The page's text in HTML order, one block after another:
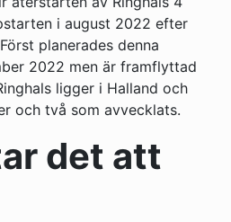
i august 2022 efter
planerades denna
2022 men är framflyttad
ligger i Halland och
och två som avvecklats.
det att